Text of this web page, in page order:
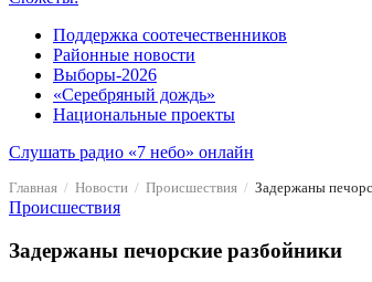
Поддержка соотечественников
Районные новости
Выборы-2026
«Серебряный дождь»
Национальные проекты
Слушать радио «7 небо» онлайн
Главная Новости Происшествия Задержаны
Происшествия
Задержаны печорские разбойники